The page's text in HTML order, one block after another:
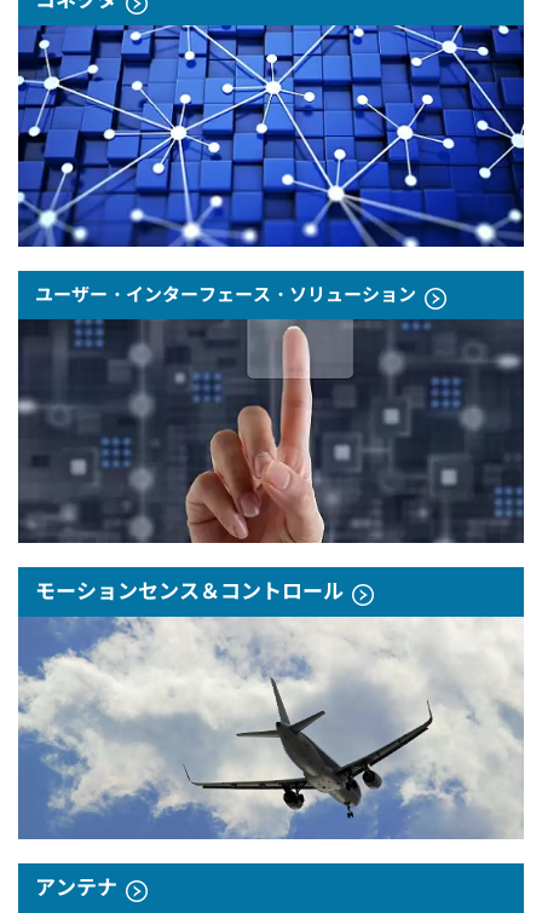
ユーザー・インターフェース・ソリューション
モーションセンス＆コントロール
アンテナ